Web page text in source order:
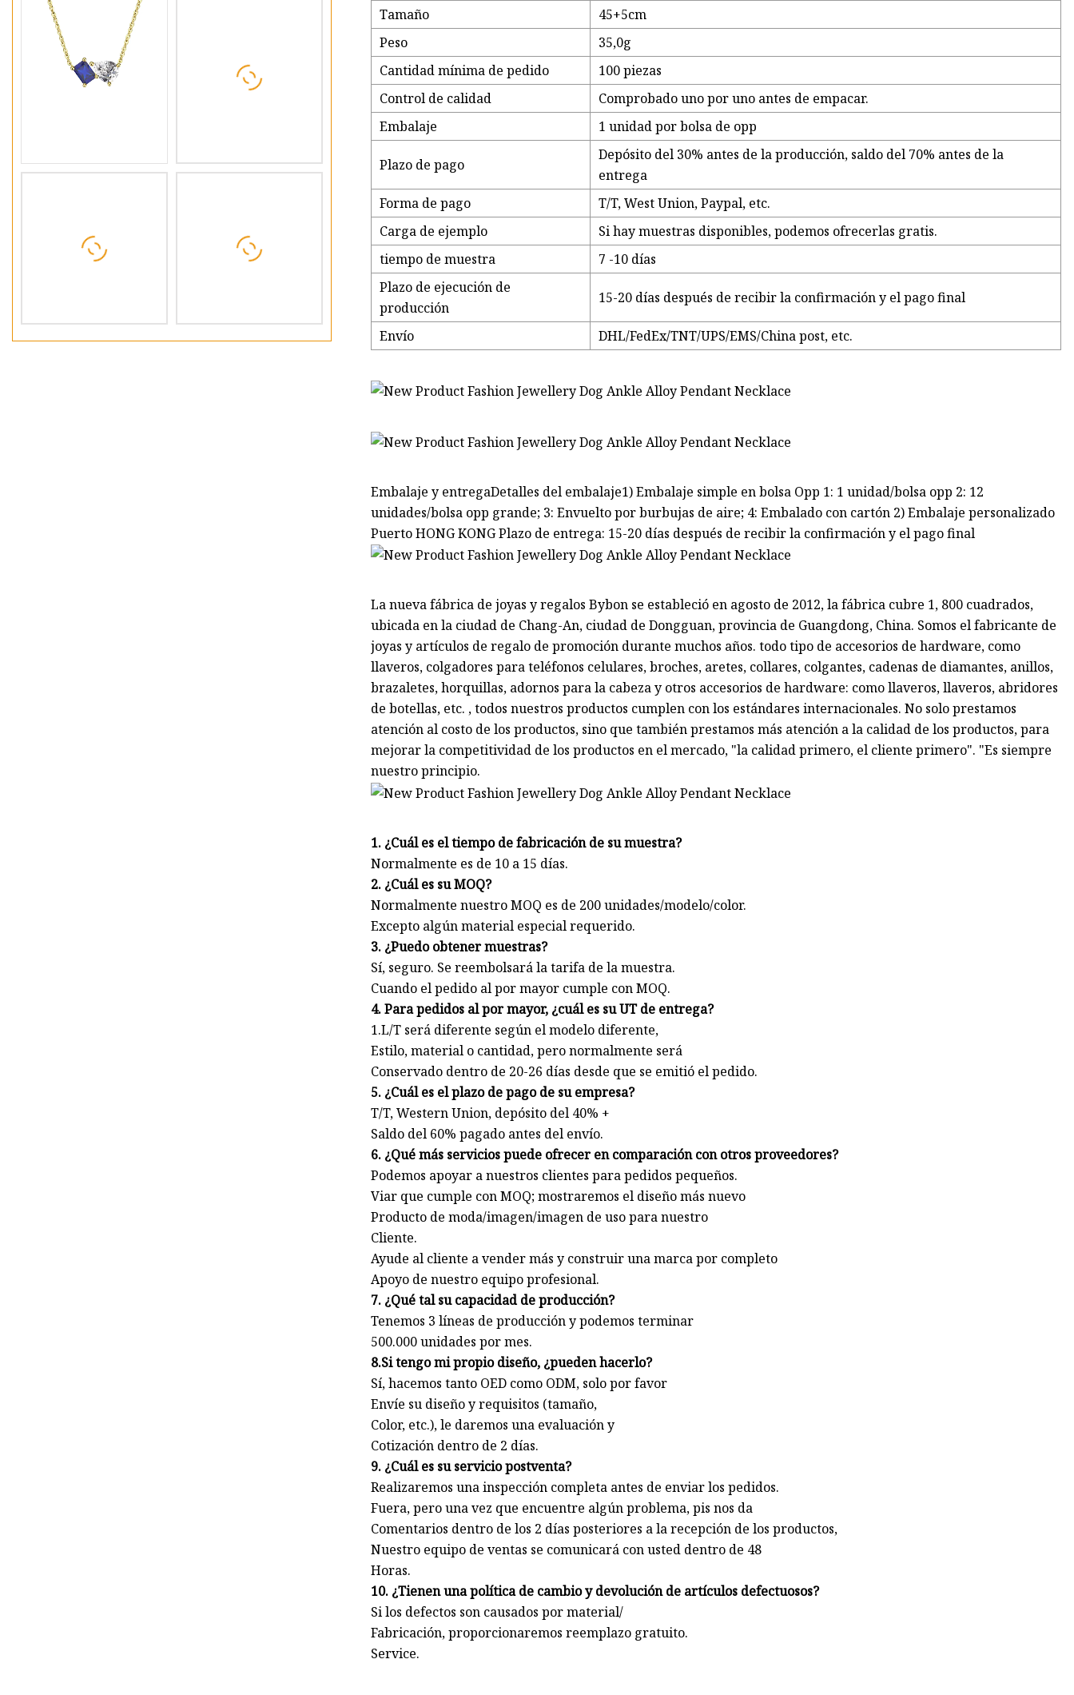
Tamaño
45+5cm
Peso
35,0g
Cantidad mínima de pedido
100 piezas
Control de calidad
Comprobado uno por uno antes de empacar.
Embalaje
1 unidad por bolsa de opp
Plazo de pago
Depósito del 30% antes de la producción, saldo del 70% antes de la
entrega
Forma de pago
T/T, West Union, Paypal, etc.
Carga de ejemplo
Si hay muestras disponibles, podemos ofrecerlas gratis.
tiempo de muestra
7 -10 días
Plazo de ejecución de
producción
15-20 días después de recibir la confirmación y el pago final
Envío DHL/FedEx/TNT/UPS/EMS/China post, etc.
Embalaje y entregaDetalles del embalaje1) Embalaje simple en bolsa Opp 1: 1 unidad/bolsa opp 2: 12
unidades/bolsa opp grande; 3: Envuelto por burbujas de aire; 4: Embalado con cartón 2) Embalaje personalizado
Puerto HONG KONG Plazo de entrega: 15-20 días después de recibir la confirmación y el pago final
La nueva fábrica de joyas y regalos Bybon se estableció en agosto de 2012, la fábrica cubre 1, 800 cuadrados,
ubicada en la ciudad de Chang-An, ciudad de Dongguan, provincia de Guangdong, China. Somos el fabricante de
joyas y artículos de regalo de promoción durante muchos años. todo tipo de accesorios de hardware, como
llaveros, colgadores para teléfonos celulares, broches, aretes, collares, colgantes, cadenas de diamantes, anillos,
brazaletes, horquillas, adornos para la cabeza y otros accesorios de hardware: como llaveros, llaveros, abridores
de botellas, etc. , todos nuestros productos cumplen con los estándares internacionales. No solo prestamos
atención al costo de los productos, sino que también prestamos más atención a la calidad de los productos, para
mejorar la competitividad de los productos en el mercado, "la calidad primero, el cliente primero". "Es siempre
nuestro principio.
1. ¿Cuál es el tiempo de fabricación de su muestra?
Normalmente es de 10 a 15 días.
2. ¿Cuál es su MOQ?
Normalmente nuestro MOQ es de 200 unidades/modelo/color.
Excepto algún material especial requerido.
3. ¿Puedo obtener muestras?
Sí, seguro. Se reembolsará la tarifa de la muestra.
Cuando el pedido al por mayor cumple con MOQ.
4. Para pedidos al por mayor, ¿cuál es su UT de entrega?
1.L/T será diferente según el modelo diferente,
Estilo, material o cantidad, pero normalmente será
Conservado dentro de 20-26 días desde que se emitió el pedido.
5. ¿Cuál es el plazo de pago de su empresa?
T/T, Western Union, depósito del 40% +
Saldo del 60% pagado antes del envío.
6. ¿Qué más servicios puede ofrecer en comparación con otros proveedores?
Podemos apoyar a nuestros clientes para pedidos pequeños.
Viar que cumple con MOQ; mostraremos el diseño más nuevo
Producto de moda/imagen/imagen de uso para nuestro
Cliente.
Ayude al cliente a vender más y construir una marca por completo
Apoyo de nuestro equipo profesional.
7. ¿Qué tal su capacidad de producción?
Tenemos 3 líneas de producción y podemos terminar
500.000 unidades por mes.
8.Si tengo mi propio diseño, ¿pueden hacerlo?
Sí, hacemos tanto OED como ODM, solo por favor
Envíe su diseño y requisitos (tamaño,
Color, etc.), le daremos una evaluación y
Cotización dentro de 2 días.
9. ¿Cuál es su servicio postventa?
Realizaremos una inspección completa antes de enviar los pedidos.
Fuera, pero una vez que encuentre algún problema, pis nos da
Comentarios dentro de los 2 días posteriores a la recepción de los productos,
Nuestro equipo de ventas se comunicará con usted dentro de 48
Horas.
10. ¿Tienen una política de cambio y devolución de artículos defectuosos?
Si los defectos son causados ​​por material/
Fabricación, proporcionaremos reemplazo gratuito.
Service.